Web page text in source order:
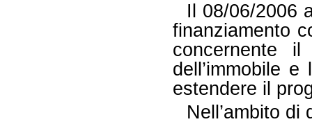
Il 08/06/2006
finanziamento
concernente
dell’immobile
estendere il
Nell’ambito